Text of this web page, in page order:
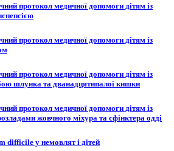
протокол медичної допомоги дітям із
протокол медичної допомоги дітям із
протокол медичної допомоги дітям із
шлунка та дванадцятипалої кишки
протокол медичної допомоги дітям із
жовчного міхура та сфінктера одді
difficile у немовлят і дітей